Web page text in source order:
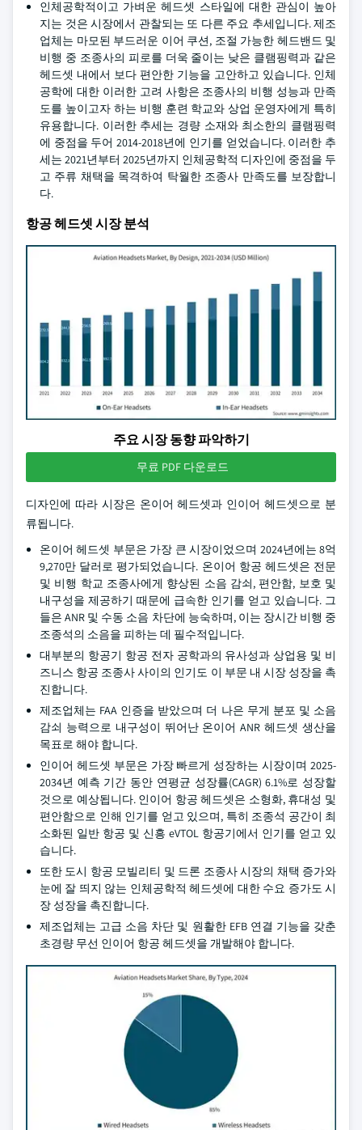
인체공학적이고 가벼운 헤드셋 스타일에 대한 관심이 높아
지는 것은 시장에서 관찰되는 또 다른 주요 추세입니다. 제조
업체는 마모된 부드러운 이어 쿠션, 조절 가능한 헤드밴드 및
비행 중 조종사의 피로를 더욱 줄이는 낮은 클램핑력과 같은
헤드셋 내에서 보다 편안한 기능을 고안하고 있습니다. 인체
공학에 대한 이러한 고려 사항은 조종사의 비행 성능과 만족
도를 높이고자 하는 비행 훈련 학교와 상업 운영자에게 특히
유용합니다. 이러한 추세는 경량 소재와 최소한의 클램핑력
에 중점을 두어 2014-2018년에 인기를 얻었습니다. 이러한 추
세는 2021년부터 2025년까지 인체공학적 디자인에 중점을 두
고 주류 채택을 목격하여 탁월한 조종사 만족도를 보장합니
다.
항공 헤드셋 시장 분석
주요 시장 동향 파악하기
무료 PDF 다운로드
디자인에 따라 시장은 온이어 헤드셋과 인이어 헤드셋으로 분
류됩니다.
온이어 헤드셋 부문은 가장 큰 시장이었으며 2024년에는 8억
9,270만 달러로 평가되었습니다. 온이어 항공 헤드셋은 전문
및 비행 학교 조종사에게 향상된 소음 감쇠, 편안함, 보호 및
내구성을 제공하기 때문에 급속한 인기를 얻고 있습니다. 그
들은 ANR 및 수동 소음 차단에 능숙하며, 이는 장시간 비행 중
조종석의 소음을 피하는 데 필수적입니다.
대부분의 항공기 항공 전자 공학과의 유사성과 상업용 및 비
즈니스 항공 조종사 사이의 인기도 이 부문 내 시장 성장을 촉
진합니다.
제조업체는 FAA 인증을 받았으며 더 나은 무게 분포 및 소음
감쇠 능력으로 내구성이 뛰어난 온이어 ANR 헤드셋 생산을
목표로 해야 합니다.
인이어 헤드셋 부문은 가장 빠르게 성장하는 시장이며 2025-
2034년 예측 기간 동안 연평균 성장률(CAGR) 6.1%로 성장할
것으로 예상됩니다. 인이어 항공 헤드셋은 소형화, 휴대성 및
편안함으로 인해 인기를 얻고 있으며, 특히 조종석 공간이 최
소화된 일반 항공 및 신흥 eVTOL 항공기에서 인기를 얻고 있
습니다.
또한 도시 항공 모빌리티 및 드론 조종사 시장의 채택 증가와
눈에 잘 띄지 않는 인체공학적 헤드셋에 대한 수요 증가도 시
장 성장을 촉진합니다.
제조업체는 고급 소음 차단 및 원활한 EFB 연결 기능을 갖춘
초경량 무선 인이어 항공 헤드셋을 개발해야 합니다.